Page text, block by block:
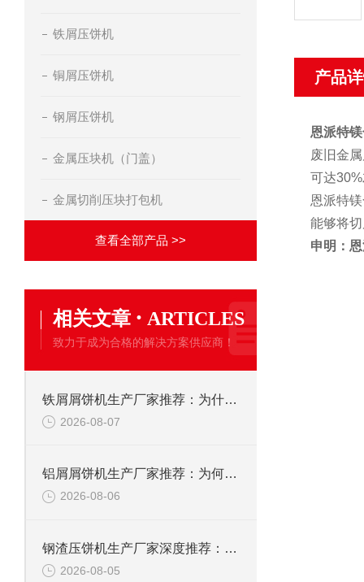
铁屑压饼机
铜屑压饼机
钢屑压饼机
金属压块机（门盖）
金属切削压块打包机
查看全部产品 >>
相关文章 · ARTICLES
致力于成为合格的解决方案供应商！
铁屑屑饼机生产厂家推荐：为什么恩派特是您的优选伙伴
2026-08-07
铝屑屑饼机生产厂家推荐：为何恩派特成为金属回收行业的“隐形优选”？
2026-08-06
钢渣压饼机生产厂家深度推荐：为何恩派特成为高净值产线的优选
2026-08-05
产品
恩派特
废旧金
可达
恩派特
能够将
申明：